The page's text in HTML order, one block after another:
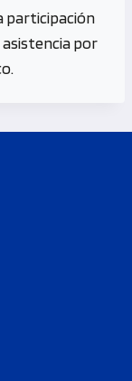
participación
asistencia por